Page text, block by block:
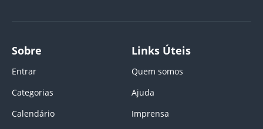
Sobre
Entrar
Categorias
Calendário
Links Úteis
Quem somos
Ajuda
Imprensa